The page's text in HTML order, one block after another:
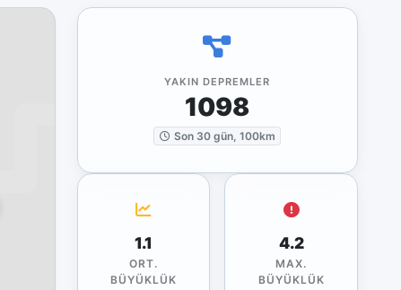
YAKIN DEPREMLER
1098
Son 30 gün, 100km
1.1
ORT.
BÜYÜKLÜK
4.2
MAX.
BÜYÜKLÜK